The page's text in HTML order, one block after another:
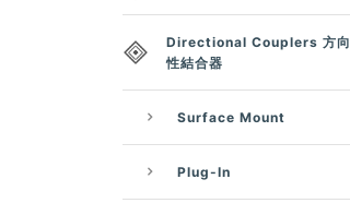
Directional Couplers 方向
性結合器
Surface Mount
Plug-In